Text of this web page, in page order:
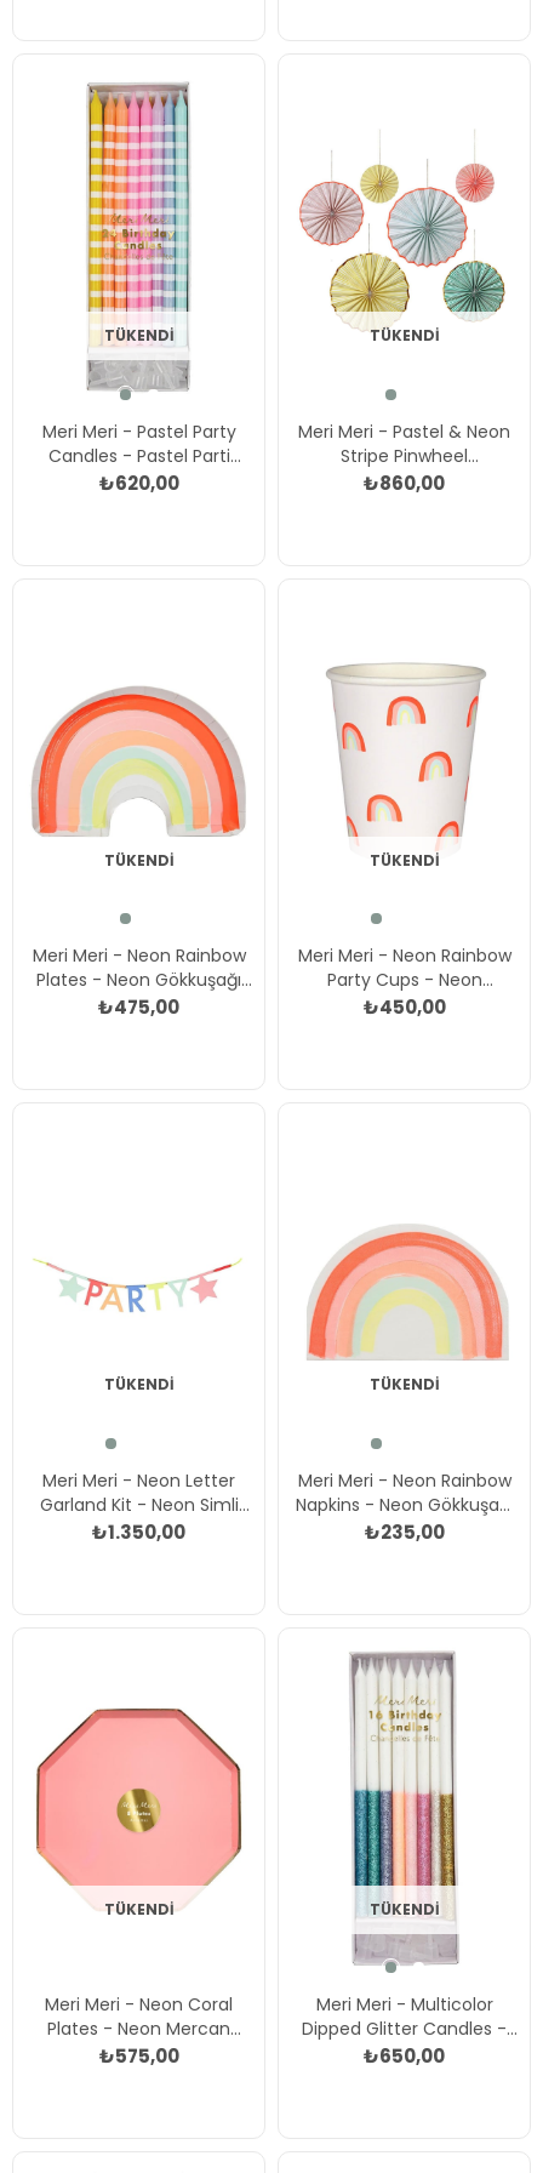
TÜKENDI
Meri Meri - Pastel Party
Candles - Pastel Parti
Mumları Çok Renkli
₺620,00
TÜKENDI
Meri Meri - Pastel & Neon
Stripe Pinwheel
Decorations - Pastel &
₺860,00
TÜKENDI
Meri Meri - Neon Rainbow
Plates - Neon Gökkuşağı
Tabak - L Çok Renkli
₺475,00
TÜKENDI
Meri Meri - Neon Rainbow
Party Cups - Neon
Gökkuşağı Bardak Çok
₺450,00
TÜKENDI
Meri Meri - Neon Letter
Garland Kit - Neon Simli
Harf Seti Çok Renkli
₺1.350,00
TÜKENDI
Meri Meri - Neon Rainbow
Napkins - Neon Gökkuşağı
Peçete - L Çok Renkli
₺235,00
TÜKENDI
Meri Meri - Neon Coral
Plates - Neon Mercan
Tabaklar - L - 8'li Çok
₺575,00
TÜKENDI
Meri Meri - Multicolor
Dipped Glitter Candles -
Çok Renkli Simli Mumlar
₺650,00